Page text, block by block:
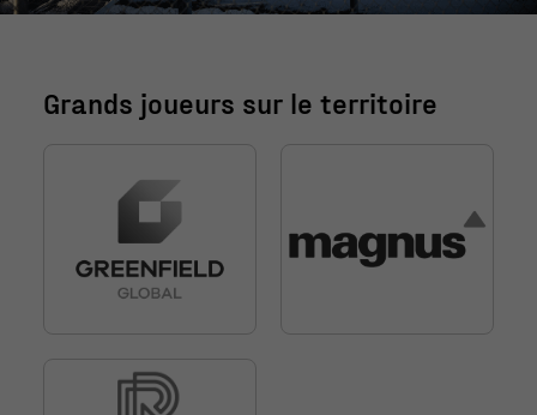
Grands joueurs sur le territoire